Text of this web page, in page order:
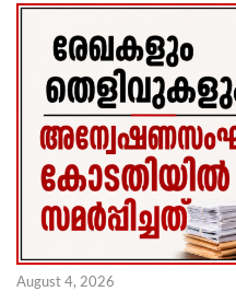
August 4, 2026